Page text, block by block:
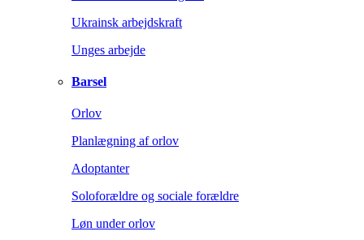
Ukrainsk arbejdskraft
Unges arbejde
Barsel
Orlov
Planlægning af orlov
Adoptanter
Soloforældre og sociale forældre
Løn under orlov